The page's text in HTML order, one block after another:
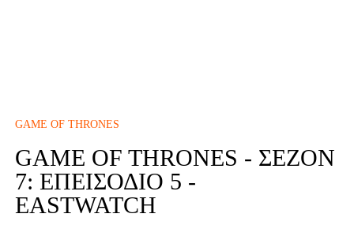
GAME OF THRONES
GAME OF THRONES - ΣΕΖΌΝ
7: ΕΠΕΙΣΌΔΙΟ 5 -
EASTWATCH